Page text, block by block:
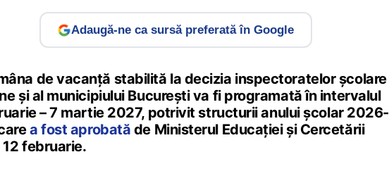
Adaugă-ne ca sursă preferată în Google
de vacanță stabilită la decizia inspectoratelor școlare
și al municipiului București va fi programată în intervalul
– 7 martie 2027, potrivit structurii anului școlar 2026-
a fost aprobată de Ministerul Educației și Cercetării
februarie.